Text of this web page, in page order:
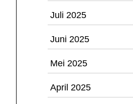
Juli 2025
Juni 2025
Mei 2025
April 2025